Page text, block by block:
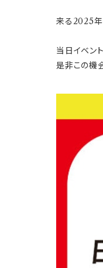
来る2025年
当日イベン
是非この機